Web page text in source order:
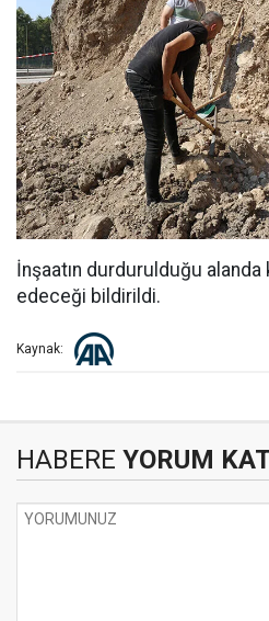
İnşaatın durdurulduğu alanda
edeceği bildirildi.
Kaynak:
HABERE YORUM